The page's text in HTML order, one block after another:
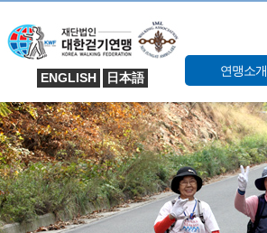
ENGLISH 日本語 연맹소개